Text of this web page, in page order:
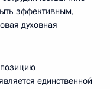
эффективным,
духовная
единственной